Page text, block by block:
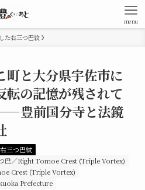
menu
た右三つ巴紋
町と大分県宇佐市に
転の記憶が残されて
豊前国分寺と法鏡
三つ巴紋
巴／Right Tomoe Crest (Triple Vortex)
Crest (Triple Vortex)
Prefecture